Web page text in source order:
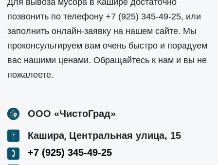
Для вывоза мусора в Кашире достаточно
позвонить по телефону +7 (925) 345-49-25, или
заполнить онлайн-заявку на нашем сайте. Мы
проконсультируем вам очень быстро и порадуем
вас нашими ценами. Обращайтесь к нам и вы не
пожалеете.
ООО «ЧистоГрад»
Кашира, Центральная улица, 15
+7 (925) 345-49-25